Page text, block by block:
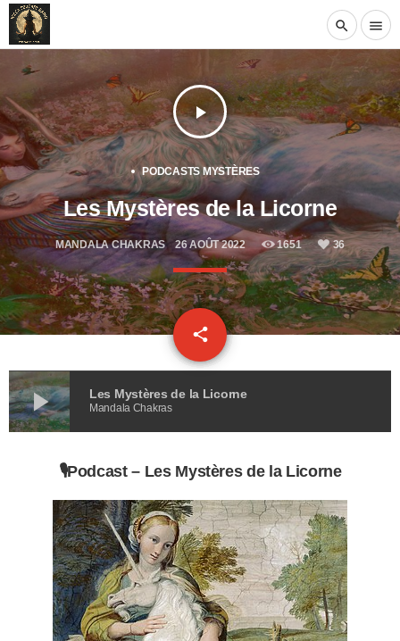
search menu
play_arrow
PODCASTS MYSTÈRES
Les Mystères de la Licorne
MANDALA CHAKRAS 26 AOÛT 2022 1651 36
share
email
play_arrow Les Mystères de la Licorne
Mandala Chakras
🎙️Podcast – Les Mystères de la Licorne